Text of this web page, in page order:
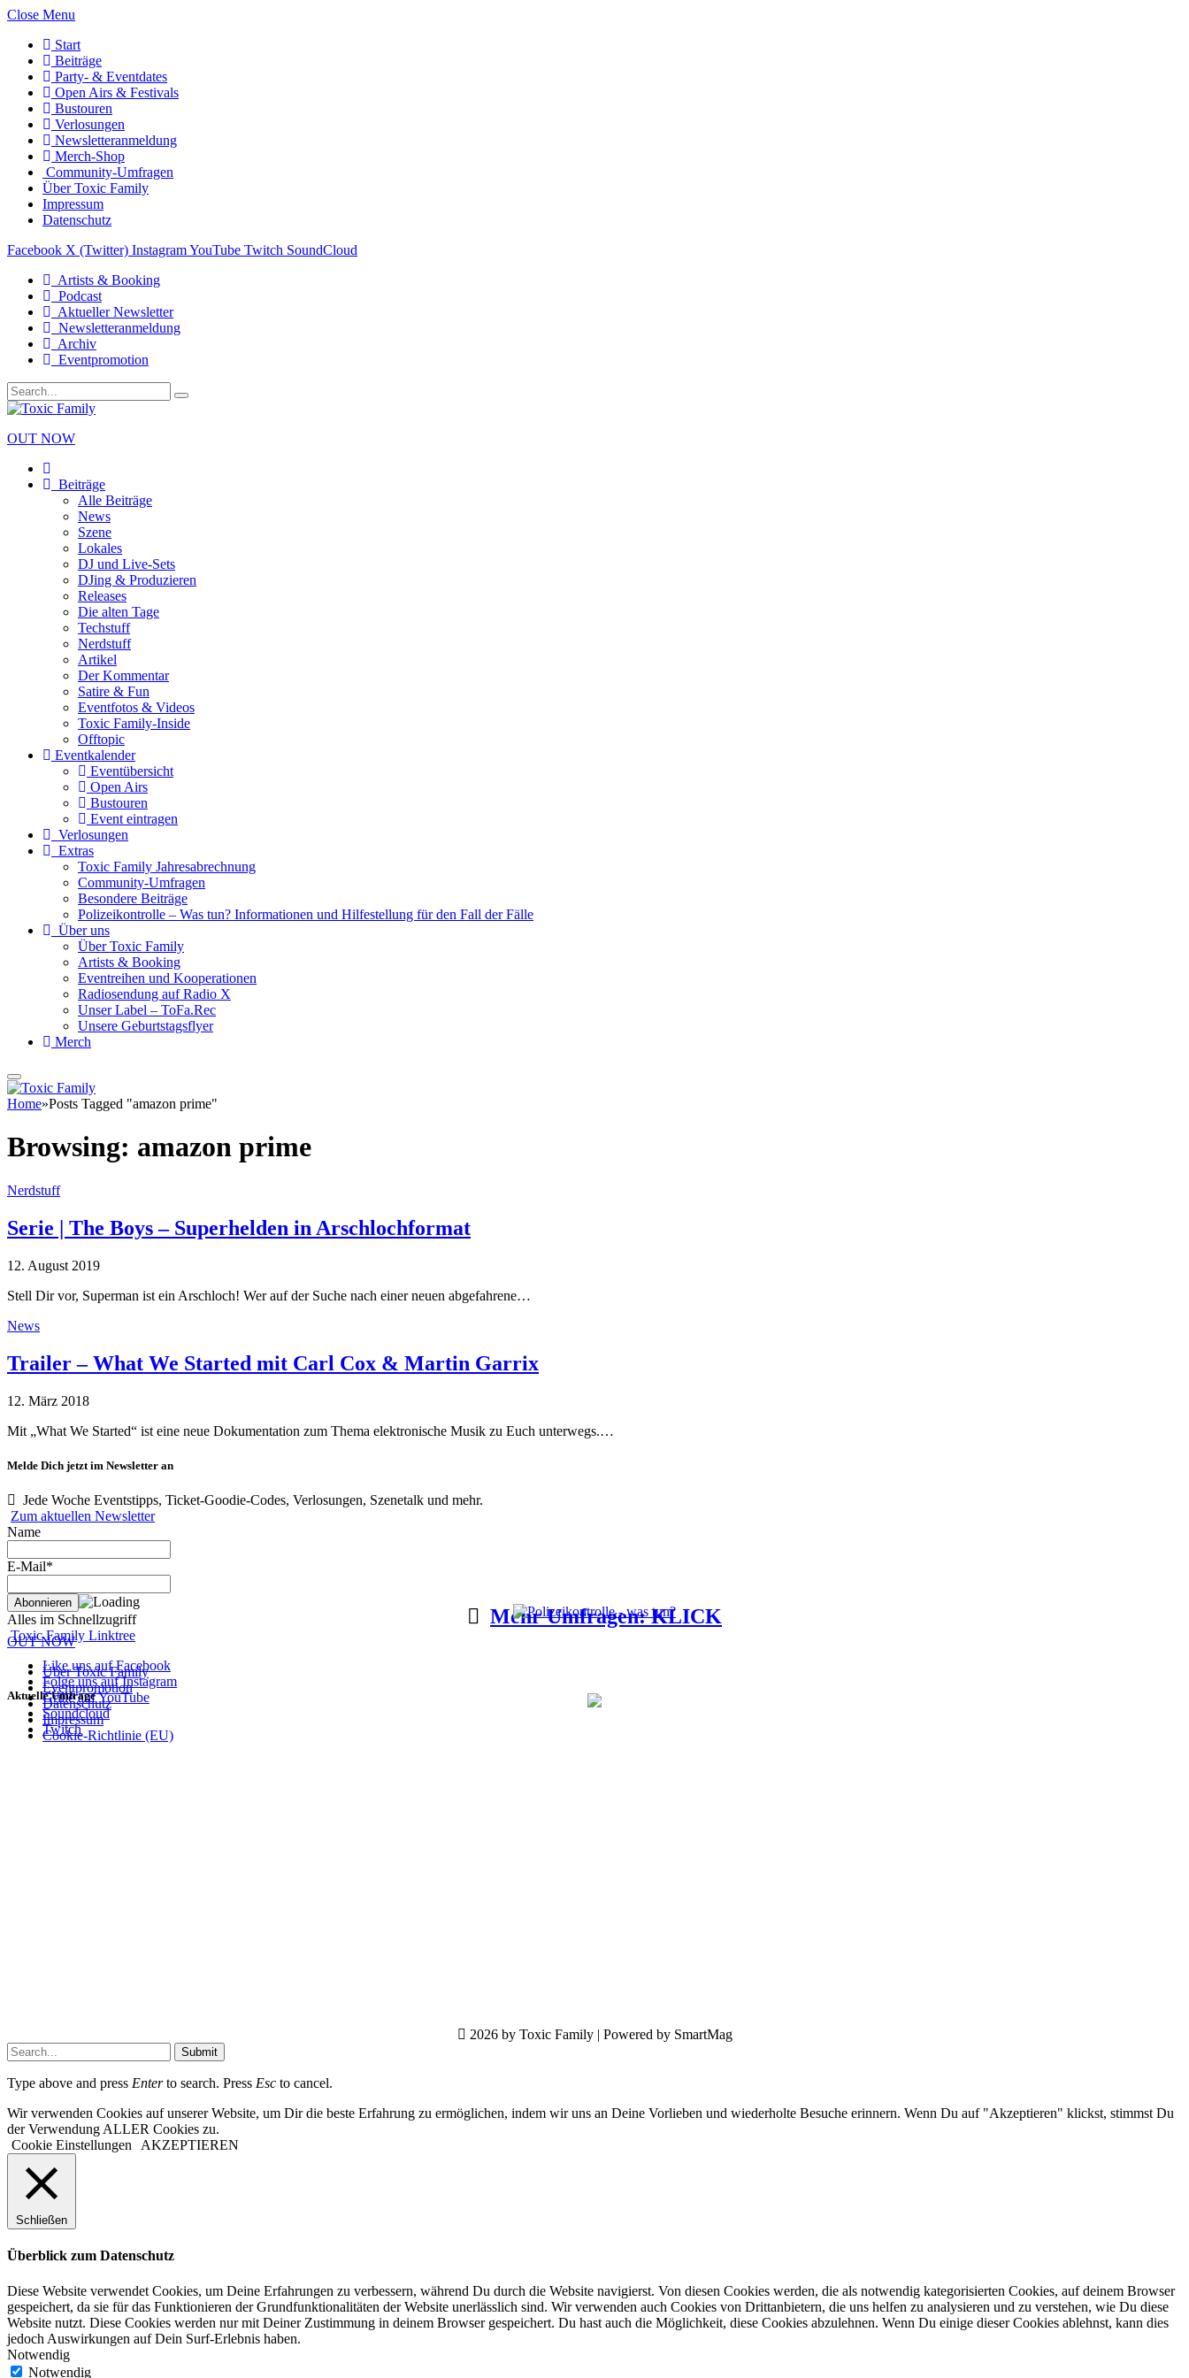
Close Menu
Start
Beiträge
Party- & Eventdates
Open Airs & Festivals
Bustouren
Verlosungen
Newsletteranmeldung
Merch-Shop
Community-Umfragen
Über Toxic Family
Impressum
Datenschutz
Facebook X (Twitter) InstagramYouTube Twitch SoundCloud
Artists & Booking
Podcast
Aktueller Newsletter
Newsletteranmeldung
Archiv
Eventpromotion
OUT NOW
Beiträge
Alle Beiträge
News
Szene
Lokales
DJ und Live-Sets
DJing & Produzieren
Releases
Die alten Tage
Techstuff
Nerdstuff
Artikel
Der Kommentar
Satire & Fun
Eventfotos & Videos
Toxic Family-Inside
Offtopic
Eventkalender
Eventübersicht
Open Airs
Bustouren
Event eintragen
Verlosungen
Extras
Toxic Family Jahresabrechnung
Community-Umfragen
Besondere Beiträge
Polizeikontrolle – Was tun? Informationen und Hilfestellung für den Fall der Fälle
Über uns
Über Toxic Family
Artists & Booking
Eventreihen und Kooperationen
Radiosendung auf Radio X
Unser Label – ToFa.Rec
Unsere Geburtstagsflyer
Merch
Home»Posts Tagged "amazon prime"
Browsing: amazon prime
Nerdstuff
Serie | The Boys – Superhelden in Arschlochformat
12. August 2019
Stell Dir vor, Superman ist ein Arschloch! Wer auf der Suche nach einer neuen abgefahrene…
News
Trailer – What We Started mit Carl Cox & Martin Garrix
12. März 2018
Mit „What We Started“ ist eine neue Dokumentation zum Thema elektronische Musik zu Euch unterwegs.…
Melde Dich jetzt im Newsletter an
Jede Woche Eventstipps, Ticket-Goodie-Codes, Verlosungen, Szenetalk und mehr.
Zum aktuellen Newsletter
Name
E-Mail*
Alles im Schnellzugriff
Toxic Family Linktree
Like uns auf Facebook
Folge uns auf Instagram
Grille auf YouTube
Soundcloud
Twitch
Aktuelle Umfrage
Mehr Umfragen: KLICK
OUT NOW
Über Toxic Family
Eventpromotion
Datenschutz
Impressum
Cookie-Richtlinie (EU)
2026 by Toxic Family | Powered by SmartMag
Submit
Type above and press Enterto search. Press Esc to cancel.
Wir verwenden Cookies auf unserer Website, um Dir die beste Erfahrung zu ermöglichen, indem wir uns an Deine Vorlieben und wiederholte Besuche erinnern. Wenn Du auf "Akzeptieren" klickst, stimmst Du
der Verwendung ALLER Cookies zu.
Cookie Einstellungen
AKZEPTIEREN
Schließen
Überblick zum Datenschutz
Diese Website verwendet Cookies, um Deine Erfahrungen zu verbessern, während Du durch die Website navigierst. Von diesen Cookies werden, die als notwendig kategorisierten Cookies, auf deinem Browser
gespeichert, da sie für das Funktionieren der Grundfunktionalitäten der Website unerlässlich sind. Wir verwenden auch Cookies von Drittanbietern, die uns helfen zu analysieren und zu verstehen, wie Du diese
Website nutzt. Diese Cookies werden nur mit Deiner Zustimmung in deinem Browser gespeichert. Du hast auch die Möglichkeit, diese Cookies abzulehnen. Wenn Du einige dieser Cookies ablehnst, kann dies
jedoch Auswirkungen auf Dein Surf-Erlebnis haben.
Notwendig
Notwendig